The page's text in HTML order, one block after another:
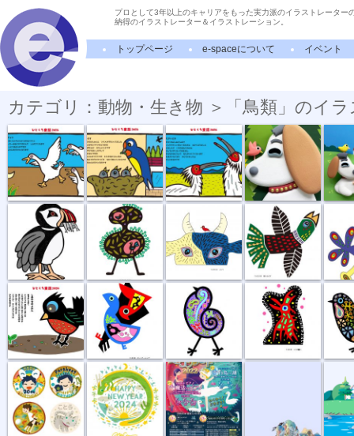
プロとして3年以上のキャリアをもった実力派のイラストレーター
納得のイラストレーター＆イラストレーション。
トップページ e-spaceについて イベント
カテゴリ：動物・生き物 ＞「鳥類」のイ
ガチョウは番... ツバメの巣 おたがいさま しちだ研究所... しち
ツノメドリ 鳥の巣 ふたりはなか... 星をめざす 草原
しあわせの予感 パートナーシ... 散歩の習慣 鳥の願い 夢の中
アイコン New Year Car... 日本フィル ... 川に
波と鶴 波間の鴎 春を呼ぶ鳥と梅 夕日の翡翠 夕日